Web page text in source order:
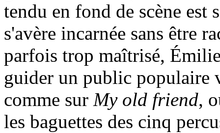
tendu en fond de scène est
s'avère incarnée sans être
parfois trop maîtrisé,
guider un public populaire
comme sur My old friend,
les baguettes des cinq